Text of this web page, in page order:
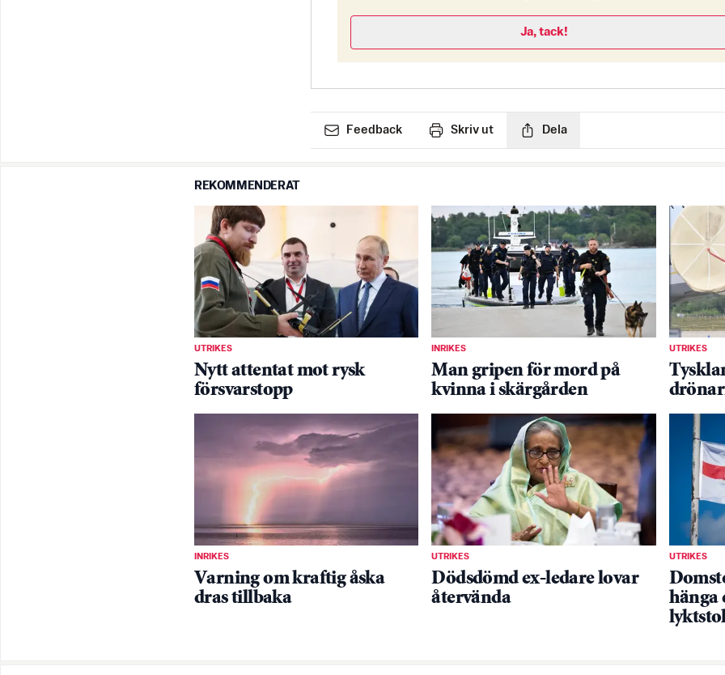
Ja, tack!
Feedback Skriv ut Dela
REKOMMENDERAT
UTRIKES
Nytt attentat mot rysk
försvarstopp
INRIKES
Man gripen för mord på
kvinna i skärgården
UTRIKES
INRIKES
Varning om kraftig åska
dras tillbaka
UTRIKES
Dödsdömd ex-ledare lovar
återvända
UTRIKES
hänga